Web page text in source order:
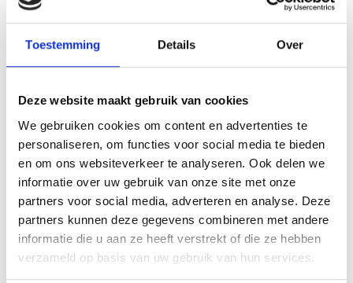
Toestemming Details Over
Deze website maakt gebruik van cookies
We gebruiken cookies om content en advertenties te
personaliseren, om functies voor social media te bieden
en om ons websiteverkeer te analyseren. Ook delen we
informatie over uw gebruik van onze site met onze
partners voor social media, adverteren en analyse. Deze
partners kunnen deze gegevens combineren met andere
informatie die u aan ze heeft verstrekt of die ze hebben
verzameld op basis van uw gebruik van hun services.
MEER INFORMATIE
KAISERSCHMARNN